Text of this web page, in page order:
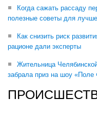
Когда сажать рассаду
полезные советы для
Как снизить риск
рационе дали эксперты
Жительница
забрала приз на шоу «Поле